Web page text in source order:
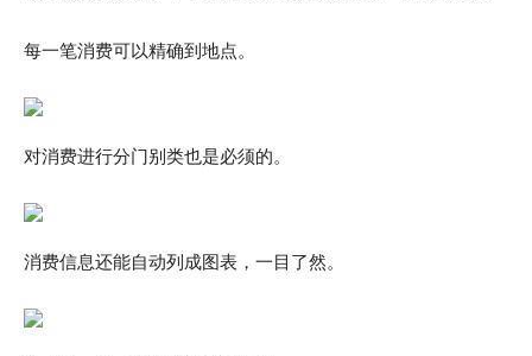
每一笔消费可以精确到地点。
对消费进行分门别类也是必须的。
消费信息还能自动列成图表，一目了然。